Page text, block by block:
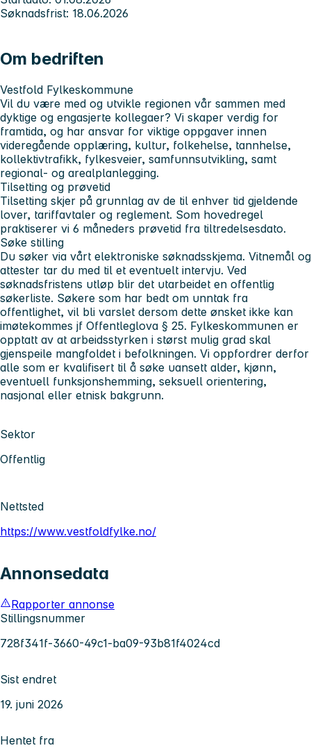
Søknadsfrist: 18.06.2026
Om bedriften
Vestfold Fylkeskommune
Vil du være med og utvikle regionen vår sammen med
dyktige og engasjerte kollegaer? Vi skaper verdig for
framtida, og har ansvar for viktige oppgaver innen
videregående opplæring, kultur, folkehelse, tannhelse,
kollektivtrafikk, fylkesveier, samfunnsutvikling, samt
regional- og arealplanlegging.
Tilsetting og prøvetid
Tilsetting skjer på grunnlag av de til enhver tid gjeldende
lover, tariffavtaler og reglement. Som hovedregel
praktiserer vi 6 måneders prøvetid fra tiltredelsesdato.
Søke stilling
Du søker via vårt elektroniske søknadsskjema. Vitnemål og
attester tar du med til et eventuelt intervju. Ved
søknadsfristens utløp blir det utarbeidet en offentlig
søkerliste. Søkere som har bedt om unntak fra
offentlighet, vil bli varslet dersom dette ønsket ikke kan
imøtekommes jf Offentleglova § 25. Fylkeskommunen er
opptatt av at arbeidsstyrken i størst mulig grad skal
gjenspeile mangfoldet i befolkningen. Vi oppfordrer derfor
alle som er kvalifisert til å søke uansett alder, kjønn,
eventuell funksjonshemming, seksuell orientering,
nasjonal eller etnisk bakgrunn.
Sektor
Offentlig
Nettsted
https://www.vestfoldfylke.no/
Annonsedata
Rapporter annonse
Stillingsnummer
728f341f-3660-49c1-ba09-93b81f4024cd
Sist endret
19. juni 2026
Hentet fra